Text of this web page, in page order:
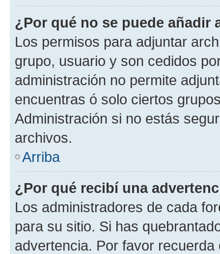
¿Por qué no se puede añadir
Los permisos para adjuntar
grupo, usuario y son cedidos
administración no permite
encuentras ó solo ciertos
Administración si no estás
archivos.
Arriba
¿Por qué recibí una
Los administradores de cada
para su sitio. Si has
advertencia. Por favor